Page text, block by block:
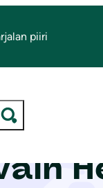
piiri
ikonisen Kolin